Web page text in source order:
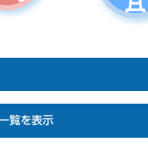
覧を表示